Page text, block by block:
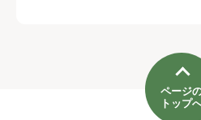
ページ
トップ